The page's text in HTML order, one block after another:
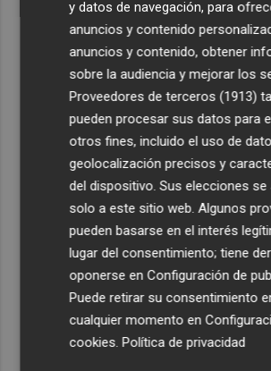
y datos de navegación, para
anuncios y contenido
anuncios y contenido, obtener
sobre la audiencia y mejorar los
Proveedores de terceros (1913)
pueden procesar sus datos para
otros fines, incluido el uso de
geolocalización precisos y
del dispositivo. Sus elecciones se
solo a este sitio web. Algunos
pueden basarse en el interés
lugar del consentimiento; tiene
oponerse enConfiguración de
Puede retirar su consentimiento
cualquier momento en
cookies .Política de privacidad